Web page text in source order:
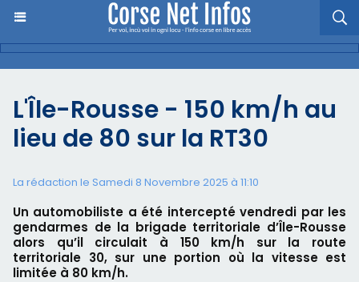
L'Île-Rousse - 150 km/h au
lieu de 80 sur la RT30
La rédaction le Samedi 8 Novembre 2025 à 11:10
Un automobiliste a été intercepté vendredi par les
gendarmes de la brigade territoriale d’Île-Rousse
alors qu’il circulait à 150 km/h sur la route
territoriale 30, sur une portion où la vitesse est
limitée à 80 km/h.